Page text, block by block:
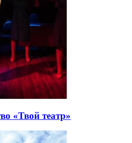
«Твой театр»